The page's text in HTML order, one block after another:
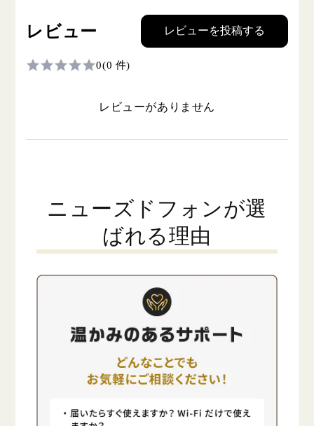
レビュー レビューを投稿する
0(0 件)
レビューがありません
ニューズドフォンが選
ばれる理由